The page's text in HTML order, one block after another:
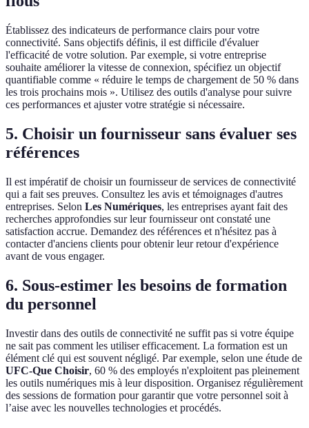
Établissez des indicateurs de performance clairs pour votre
connectivité. Sans objectifs définis, il est difficile d'évaluer
l'efficacité de votre solution. Par exemple, si votre entreprise
souhaite améliorer la vitesse de connexion, spécifiez un objectif
quantifiable comme « réduire le temps de chargement de 50 % dans
les trois prochains mois ». Utilisez des outils d'analyse pour suivre
ces performances et ajuster votre stratégie si nécessaire.
5. Choisir un fournisseur sans évaluer ses
références
Il est impératif de choisir un fournisseur de services de connectivité
qui a fait ses preuves. Consultez les avis et témoignages d'autres
entreprises. Selon Les Numériques, les entreprises ayant fait des
recherches approfondies sur leur fournisseur ont constaté une
satisfaction accrue. Demandez des références et n'hésitez pas à
contacter d'anciens clients pour obtenir leur retour d'expérience
avant de vous engager.
6. Sous-estimer les besoins de formation
du personnel
Investir dans des outils de connectivité ne suffit pas si votre équipe
ne sait pas comment les utiliser efficacement. La formation est un
élément clé qui est souvent négligé. Par exemple, selon une étude de
UFC-Que Choisir, 60 % des employés n'exploitent pas pleinement
les outils numériques mis à leur disposition. Organisez régulièrement
des sessions de formation pour garantir que votre personnel soit à
l’aise avec les nouvelles technologies et procédés.